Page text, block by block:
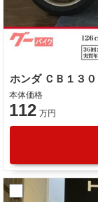
本体価格
112 万円